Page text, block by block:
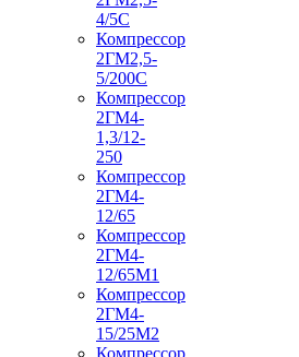
4/5С
Компрессор
2ГМ2,5-
5/200С
Компрессор
2ГМ4-
1,3/12-
250
Компрессор
2ГМ4-
12/65
Компрессор
2ГМ4-
12/65М1
Компрессор
2ГМ4-
15/25М2
Компрессор